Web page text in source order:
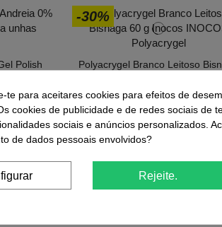
Polish
10.5ml
55
-30%
Polyacrygel Branco Leitoso
17,85 €25,50 €
te para aceitares cookies para efeitos de
cookies de publicidade e de redes sociais de
sociais e anúncios personalizados.
de dados pessoais envolvidos?
Rejeite.